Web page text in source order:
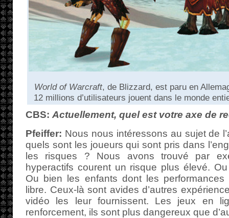
World of Warcraft, de Blizzard, est paru en
12 millions d’utilisateurs jouent dans le monde
CBS: Actuellement, quel est votre axe de
Pfeiffer: Nous nous intéressons au sujet de
quels sont les joueurs qui sont pris dans
les risques ? Nous avons trouvé par
hyperactifs courent un risque plus élevé.
Ou bien les enfants dont les
libre. Ceux-là sont avides d’autres
vidéo les leur fournissent. Les jeux en
renforcement, ils sont plus dangereux que